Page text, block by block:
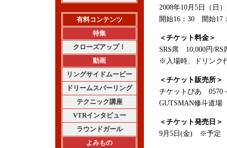
有料コンテンツ
特集
クローズアップ！
動画
リングサイドムービー
ドリームスパーリング
テクニック講座
VTRインタビュー
ラウンドガール
よみもの
2008年10月5日（日
開始16：30 開始17
＜チケット料金＞
SRS席 10,000円/
※入場時、ドリンク
＜チケット販売所＞
チケットぴあ 0570
GUTSMAN修斗道場
＜チケット発売日＞
9月5日(金) ※予定